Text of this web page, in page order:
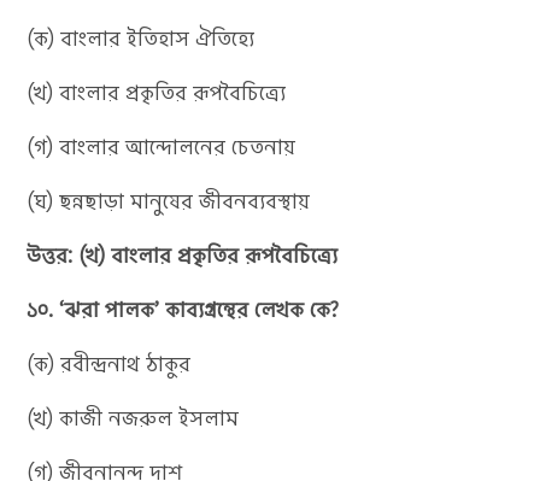
(ক) বাংলার ইতিহাস ঐতিহ্যে
(খ) বাংলার প্রকৃতির রূপবৈচিত্র্যে
(গ) বাংলার আন্দোলনের চেতনায়
(ঘ) ছন্নছাড়া মানুষের জীবনব্যবস্থায়
উত্তর: (খ) বাংলার প্রকৃতির রূপবৈচিত্র্যে
১০. ‘ঝরা পালক’ কাব্যগ্রন্থের লেখক কে?
(ক) রবীন্দ্রনাথ ঠাকুর
(খ) কাজী নজরুল ইসলাম
(গ) জীবনানন্দ দাশ